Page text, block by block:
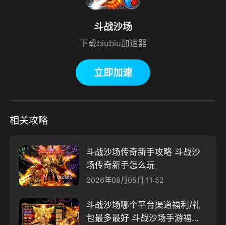
斗战沙场
下载biubiu加速器
立即加速
相关攻略
斗战沙场传奇新手攻略 斗战沙
场传奇新手怎么玩
2026年08月05日 11:52
斗战沙场哪个平台渠道福利/礼
包最多最好 斗战沙场手游福利